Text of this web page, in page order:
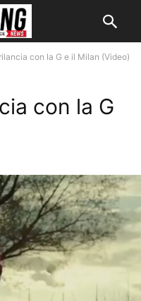
con la G e il Milan (Video)
con la G